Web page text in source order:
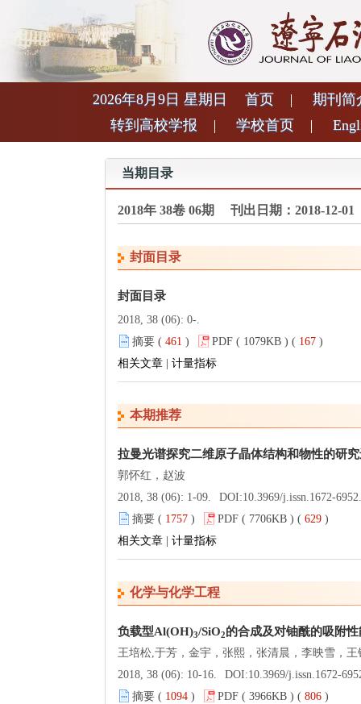
2026年8月9日 星期日 首页
期刊简
转到高校学报
学校首页
当期目录
2018年 38卷 06期 刊出日期：2018-12-01
封面目录
封面目录
2018, 38 (06): 0-.
摘要 ( 461 ) PDF ( 1079KB ) ( 167 )
相关文章
计量指标
本期推荐
拉曼光谱探究二维原子晶体结构和物性的研
郭怀红，赵波
2018, 38 (06): 1-09.
DOI:10.3969/j.issn.1672-
摘要 ( 1757 ) PDF ( 7706KB ) ( 629 )
相关文章
计量指标
化学与化学工程
负载型Al(OH)3/SiO2的合成及对铀酰的吸附性
王培松,于芳，金宇，张熙，张清晨，李映雪，王
2018, 38 (06): 10-16.
DOI:10.3969/j.issn.1672-
摘要 ( 1094 ) PDF ( 3966KB ) ( 806 )